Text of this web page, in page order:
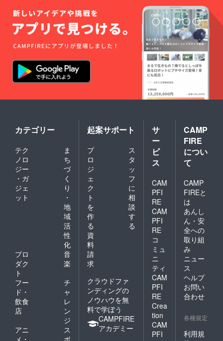
カテゴリー
テク
ノロ
ジー
・ガ
ジェ
ット
ま
ち
づ
く
り
・
地
域
活
性
化
プロ
ダク
ト
音
楽
フー
ド・
飲食
店
チ
ャ
レ
ン
ジ
アニ
メ・
ス
ポ
起案サポート
プ
ロ
ジ
ェ
ク
ト
を
作
る
ス
タ
ッ
フ
に
相
談
す
る
資
料
請
求
クラウドファ
ンディングの
ノウハウを無
料で学ぼう
CAMPFIRE
アカデミー
サ
ー
ビ
ス
CAM
PFI
RE
CAM
PFI
RE
コ
ミュ
ニ
ティ
CAM
PFI
RE
Crea
tion
CAM
PFI
CAMP
FIRE
につい
て
CAMP
FIREと
は
あんし
ん・安
全への
取り組
み
ニュー
ス
ヘルプ
お問い
合わせ
各種規定
利用規